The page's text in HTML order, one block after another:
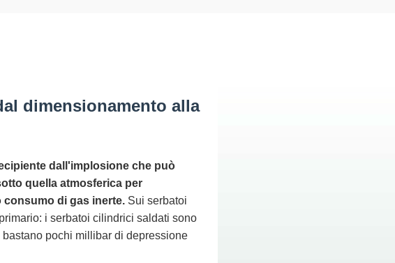
dimensionamento alla
dall'implosione che può
quella atmosferica per
di gas inerte. Sui serbatoi
i serbatoi cilindrici saldati sono
pochi millibar di depressione